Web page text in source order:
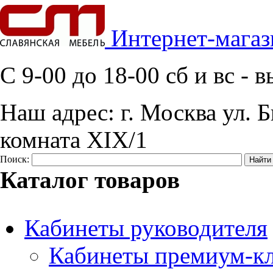
Интернет-
C 9-00 до 18-00 сб и вс -
Наш адрес: г. Москва ул.
комната XIX/1
Поиск:
Каталог товаров
Кабинеты руководителя
Кабинеты премиум-